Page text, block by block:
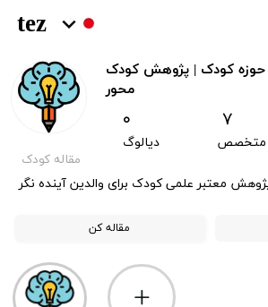
​tez
مقاله کودک
حوزه کودک | پژوهش کودک
محور
دیالوگ
معتبر علمی کودک برای والدین آینده نگر
مقاله کن